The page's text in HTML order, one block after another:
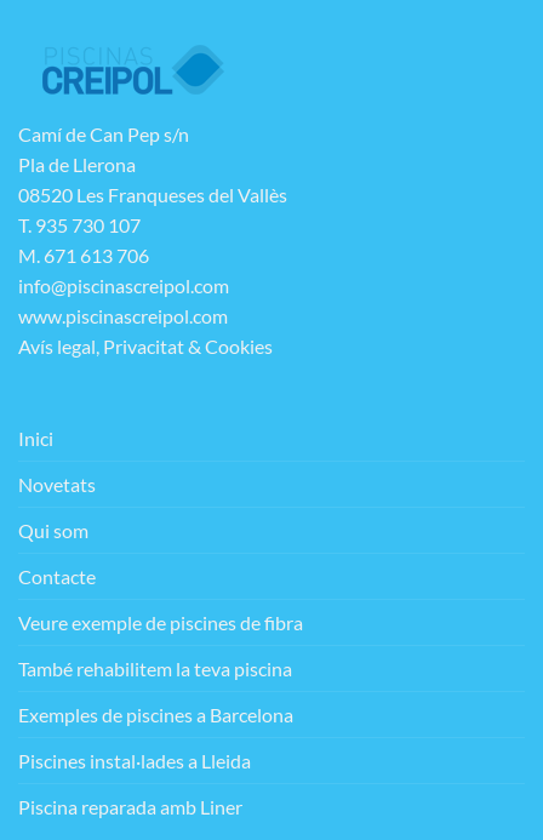
Camí de Can Pep s/n
Pla de Llerona
08520 Les Franqueses del Vallès
T. 935 730 107
M. 671 613 706
info@piscinascreipol.com
www.piscinascreipol.com
Avís legal, Privacitat & Cookies
Inici
Novetats
Qui som
Contacte
Veure exemple de piscines de fibra
També rehabilitem la teva piscina
Exemples de piscines a Barcelona
Piscines instal·lades a Lleida
Piscina reparada amb Liner